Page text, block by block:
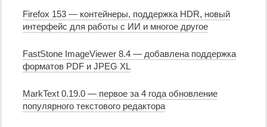
Firefox 153 — контейнеры, поддержка HDR, новый
интерфейс для работы с ИИ и многое другое
FastStone ImageViewer 8.4 — добавлена поддержка
форматов PDF и JPEG XL
MarkText 0.19.0 — первое за 4 года обновление
популярного текстового редактора